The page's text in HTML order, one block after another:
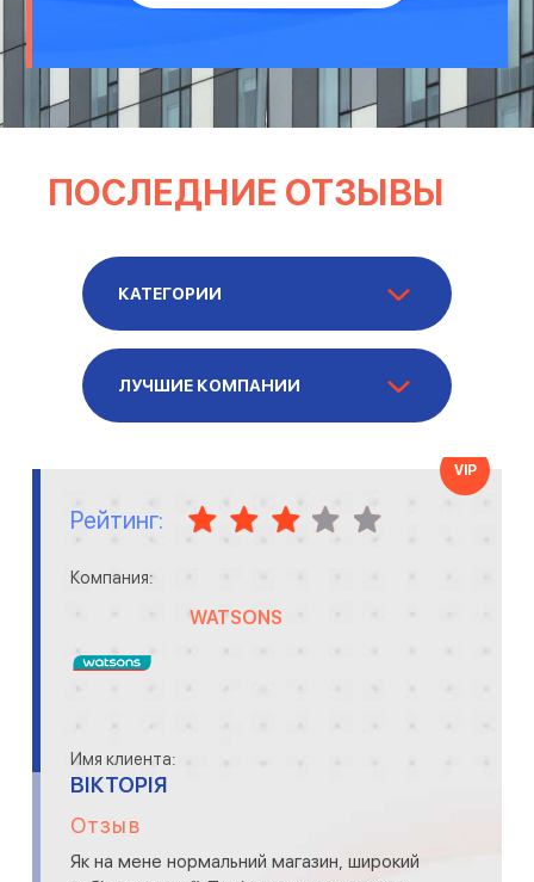
ПОСЛЕДНИЕ ОТЗЫВЫ
VIP
Рейтинг:
Компания:
WATSONS
Имя клиента:
ВІКТОРІЯ
Отзыв
Як на мене нормальний магазин, широкий
КАТЕГОРИИ
ЛУЧШИЕ КОМПАНИИ